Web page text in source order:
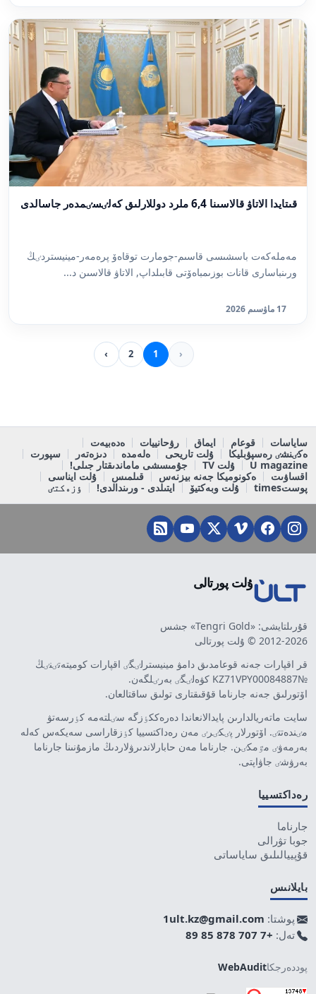
قىتايدا الاتاۋ قالاسىنا 6,4 ملرد دوللارلىق كەلٸسٸمدەر جاسالدى
مەملەكەت باسشىسى قاسىم-جومارت توقاەۆ پرەمەر-مينيستردٸڭ
ورىنباسارى قانات بوزىمباەۆتى قابىلداپ, الاتاۋ قالاسىن د...
17 ماۋسىم 2026
‹
1
2
›
ساياسات قوعام ايماق رۋحانييات
ەدەبيەت
ەكٸنشٸ رەسپۋبليكا
ۇلت تاريحى ەلەمدە دىزەتەر
سپورت
U magazine
ۇلت TV
جۇمىسشى ماماندىقتار جىلى!
اقساۋىت
ەكونوميكا جەنە بيزنەس قىلمىس
ۇلت ايناسى
پوستtimes
ۇلت وبەكتيۆ ايتىلدى - ورىندالدى! ٶزەكتٸ
ۇلت پورتالى
قۇرىلتايشى: «Tengri Gold» جشس
2012-2026 © ۇلت پورتالى
قر اقپارات جەنە قوعامدىق دامۋ مينيسترلٸگٸ اقپارات كوميتەتٸنٸڭ
№KZ71VPY00084887 كۋەلٸگٸ بەرٸلگەن.
اۆتورلىق جەنە جارناما قۇقىقتارى تولىق ساقتالعان.
سايت ماتەريالدارىن پايدالانعاندا دەرەككٶزگە سٸلتەمە كٶرسەتۋ
مٸندەتتٸ. اۆتورلار پٸكٸرٸ مەن رەداكتسييا كٶزقاراسى سەيكەس كەلە
بەرمەۋٸ مٷمكٸن. جارناما مەن حابارلاندىرۋلاردىڭ مازمۇنىنا جارناما
بەرۋشٸ جاۋاپتى.
رەداكتسييا
جارناما
جوبا تۋرالى
قۇپييالىلىق ساياساتى
بايلانىس
پوشتا: 1ult.kz@gmail.com
تەل: +7 707 878 85 89
پوددەرجكاWebAudit